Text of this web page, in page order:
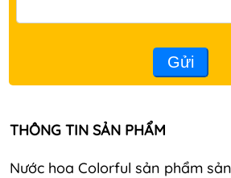
Gửi
THÔNG TIN SẢN PHẨM
Nước hoa Colorful sản phẩm